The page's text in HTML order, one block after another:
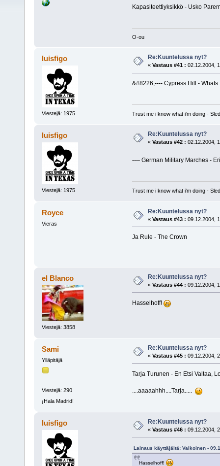
Kapasiteettiyksikkö - Usko
O-ou
luisfigo
Viestejä: 1975
Re:Kuuntelussa nyt?
« Vastaus #41 : 02.12.2004,
&#8226;---- Cypress Hill -
Trust me i know what i'm doing -
luisfigo
Viestejä: 1975
Re:Kuuntelussa nyt?
« Vastaus #42 : 02.12.2004,
---- German Military Marches -
Trust me i know what i'm doing -
Royce
Vieras
Re:Kuuntelussa nyt?
« Vastaus #43 : 09.12.2004,
Ja Rule - The Crown
el Blanco
Viestejä: 3858
Re:Kuuntelussa nyt?
« Vastaus #44 : 09.12.2004,
Hasselhoff!
Sami
Ylläpitäjä
Viestejä: 290
¡Hala Madrid!
Re:Kuuntelussa nyt?
« Vastaus #45 : 09.12.2004,
Tarja Turunen - En Etsi Valtaa,
....aaaaahhh....Tarja.....
luisfigo Re:Kuuntelussa nyt?
« Vastaus #46 : 09.12.2004,
Lainaus käyttäjältä: Valkoinen -
Hasselhoff!